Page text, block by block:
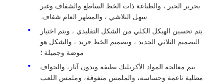
بحرير الحبر ، والطباعة ذات الخط الساطع والشفاف وغير
سهل التلاشي ، والمظهر العام شفاف.
يتم تحسين الهيكل الكلي من الشكل التقليدي ، ويتم اختيار
التصميم الثلاثي الجديد ، وتصميم الخط فريد ، والشكل هو
موضة وجميلة ؛
يتم معالجة المواد الأكريليك نظيفة وبدون آثار، والحواف
مطلية ناعمة وحساسة، والملمس متفوقة، وملمس اللعب